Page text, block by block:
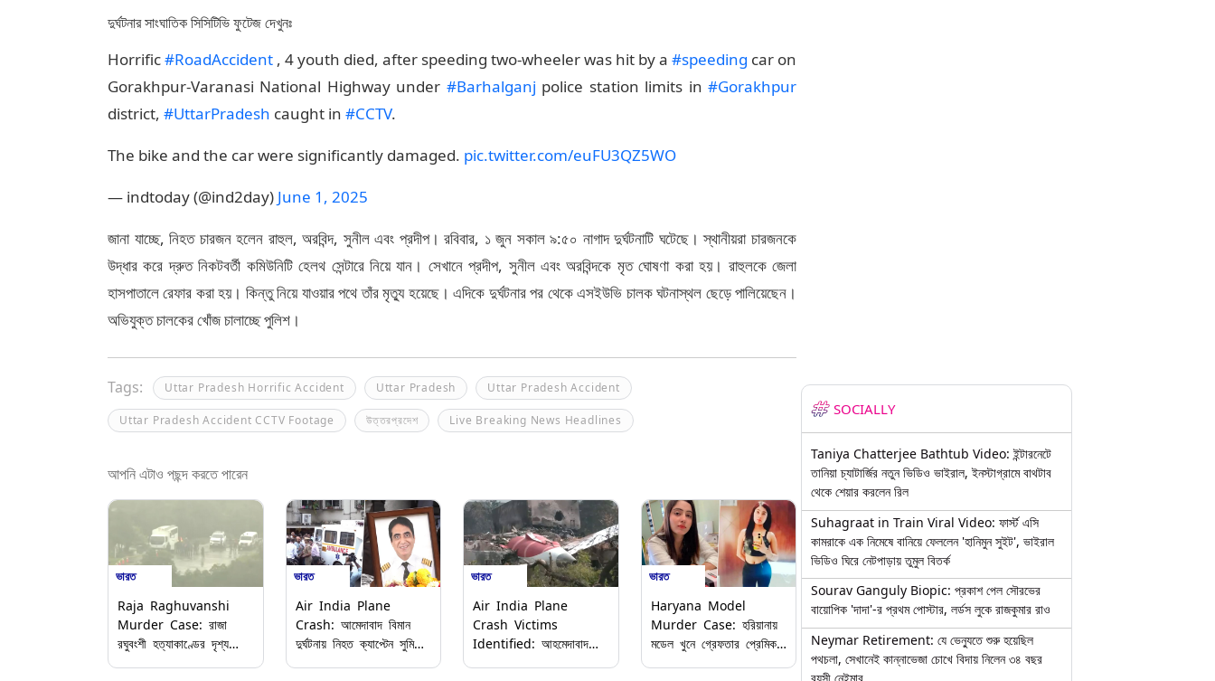
দুর্ঘটনার সাংঘাতিক সিসিটিভি ফুটেজ দেখুনঃ
Horrific#RoadAccident , 4 youth died, after speeding two-wheeler was hit by a #speeding car on
Gorakhpur-Varanasi National Highway under #Barhalganj police station limits in#Gorakhpur
district, #UttarPradesh caught in #CCTV.
The bike and the car were significantly damaged. pic.twitter.com/euFU3QZ5WO
— indtoday (@ind2day) June 1, 2025
জানা যাচ্ছে, নিহত চারজন হলেন রাহুল, অরবিন্দ, সুনীল এবং প্রদীপ। রবিবার, ১ জুন সকাল ৯:৫০ নাগাদ দুর্ঘটনাটি ঘটেছে। স্থানীয়রা চারজনকে
উদ্ধার করে দ্রুত নিকটবর্তী কমিউনিটি হেলথ সেন্টারে নিয়ে যান। সেখানে প্রদীপ, সুনীল এবং অরবিন্দকে মৃত ঘোষণা করা হয়। রাহুলকে জেলা
হাসপাতালে রেফার করা হয়। কিন্তু নিয়ে যাওয়ার পথে তাঁর মৃত্যু হয়েছে। এদিকে দুর্ঘটনার পর থেকে এসইউভি চালক ঘটনাস্থল ছেড়ে পালিয়েছেন।
অভিযুক্ত চালকের খোঁজ চালাচ্ছে পুলিশ।
Tags: Uttar Pradesh Horrific Accident Uttar Pradesh Uttar Pradesh Accident
Uttar Pradesh Accident CCTV Footage উত্তরপ্রদেশ Live Breaking News Headlines
আপনি এটাও পছন্দ করতে পারেন
ভারত
Raja Raghuvanshi
Murder Case: রাজা
রঘুবংশী হত্যাকাণ্ডের দৃশ্য
ভারত
Air India Plane
Crash: আমেদাবাদ বিমান
দুর্ঘটনায় নিহত ক্যাপ্টেন সুমিতের
ভারত
Air India Plane
Crash Victims
Identified: আহমেদাবাদ
ভারত
Haryana Model
Murder Case: হরিয়ানায়
মডেল খুনে গ্রেফতার প্রেমিক,
SOCIALLY
Taniya Chatterjee Bathtub Video: ইন্টারনেটে
তানিয়া চ্যাটার্জির নতুন ভিডিও ভাইরাল, ইনস্টাগ্রামে বাথটাব
থেকে শেয়ার করলেন রিল
Suhagraat in Train Viral Video: ফার্স্ট এসি
কামরাকে এক নিমেষে বানিয়ে ফেললেন 'হানিমুন সুইট', ভাইরাল
ভিডিও ঘিরে নেটপাড়ায় তুমুল বিতর্ক
Sourav Ganguly Biopic: প্রকাশ পেল সৌরভের
বায়োপিক 'দাদা'-র প্রথম পোস্টার, লর্ডস লুকে রাজকুমার রাও
Neymar Retirement: যে ভেন্যুতে শুরু হয়েছিল
পথচলা, সেখানেই কান্নাভেজা চোখে বিদায় নিলেন ৩৪ বছর
বয়সী নেইমার